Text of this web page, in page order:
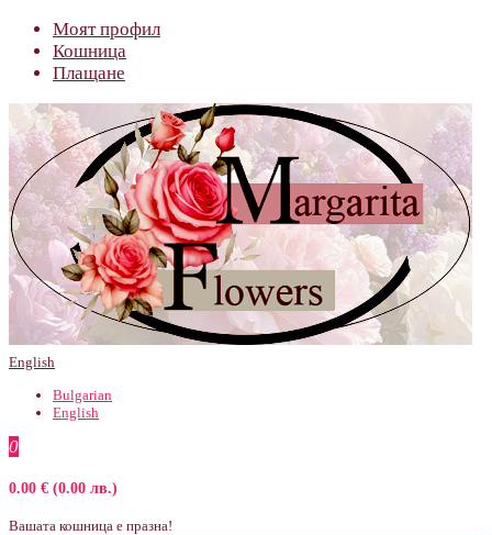
Моят профил
Кошница
Плащане
English
Bulgarian
English
0
0.00 € (0.00 лв.)
Вашата кошница е празна!